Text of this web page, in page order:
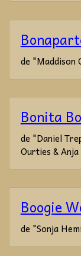
de
Bonita
de "Daniel
Ourties &
Boogie
de "Sonja